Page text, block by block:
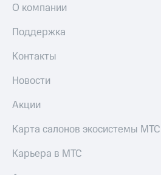
О компании
Поддержка
Контакты
Новости
Акции
Карта салонов экосистемы МТС
Карьера в МТС